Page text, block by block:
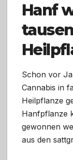
Hanf
Schon vor
Cannabis in
Heilpflanze
Hanfpflanze
gewonnen
aus den